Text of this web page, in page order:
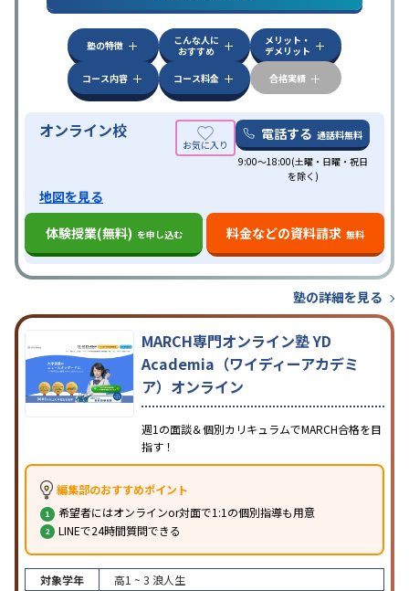
塾の特徴
こんな人に
おすすめ
メリット・
デメリット
コース内容
コース料金 合格実績
オンライン校 電話する 通話料無料
9:00～18:00(土曜・日曜・祝日
を除く)
地図を見る
体験授業(無料) を申し込む 料金などの資料請求 無料
塾の詳細を見る
MARCH専門オンライン塾 YD
Academia（ワイディーアカデミ
ア）オンライン
週1の面談＆個別カリキュラムでMARCH合格を目
指す！
編集部のおすすめポイント
希望者にはオンラインor対面で1:1の個別指導も用意
LINEで24時間質問できる
対象学年 高1 ~ 3 浪人生